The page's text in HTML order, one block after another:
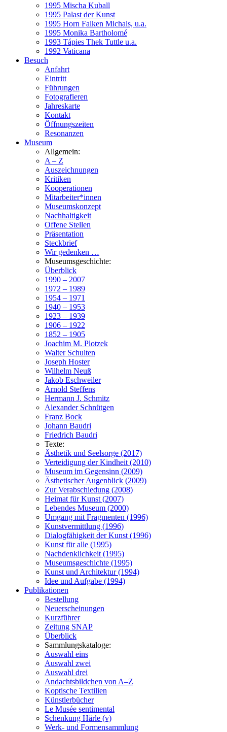
1995 Mischa Kuball
1995 Palast der Kunst
1995 Horn Falken Michals, u.a.
1995 Monika Bartholomé
1993 Tápies Thek Tuttle u.a.
1992 Vaticana
Besuch
Anfahrt
Eintritt
Führungen
Fotografieren
Jahreskarte
Kontakt
Öffnungszeiten
Resonanzen
Museum
Allgemein:
A – Z
Auszeichnungen
Kritiken
Kooperationen
Mitarbeiter*innen
Museumskonzept
Nachhaltigkeit
Offene Stellen
Präsentation
Steckbrief
Wir gedenken …
Museumsgeschichte:
Überblick
1990 – 2007
1972 – 1989
1954 – 1971
1940 – 1953
1923 – 1939
1906 – 1922
1852 – 1905
Joachim M. Plotzek
Walter Schulten
Joseph Hoster
Wilhelm Neuß
Jakob Eschweiler
Arnold Steffens
Hermann J. Schmitz
Alexander Schnütgen
Franz Bock
Johann Baudri
Friedrich Baudri
Texte:
Ästhetik und Seelsorge (2017)
Verteidigung der Kindheit (2010)
Museum im Gegensinn (2009)
Ästhetischer Augenblick (2009)
Zur Verabschiedung (2008)
Heimat für Kunst (2007)
Lebendes Museum (2000)
Umgang mit Fragmenten (1996)
Kunstvermittlung (1996)
Dialogfähigkeit der Kunst (1996)
Kunst für alle (1995)
Nachdenklichkeit (1995)
Museumsgeschichte (1995)
Kunst und Architektur (1994)
Idee und Aufgabe (1994)
Publikationen
Bestellung
Neuerscheinungen
Kurzführer
Zeitung SNAP
Überblick
Sammlungskataloge:
Auswahl eins
Auswahl zwei
Auswahl drei
Andachtsbildchen von A–Z
Koptische Textilien
Künstlerbücher
Le Musée sentimental
Schenkung Härle (v)
Werk- und Formensammlung